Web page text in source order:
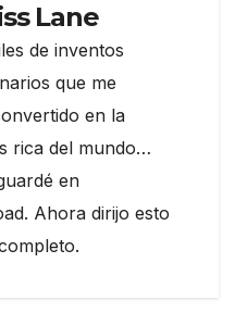
Lane
de inventos
que me
en la
rica del mundo…
en
Ahora dirijo esto